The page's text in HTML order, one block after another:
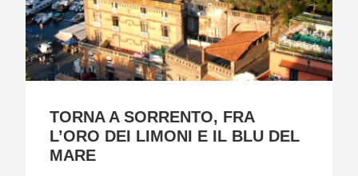
TORNA A SORRENTO, FRA
L’ORO DEI LIMONI E IL BLU DEL
MARE